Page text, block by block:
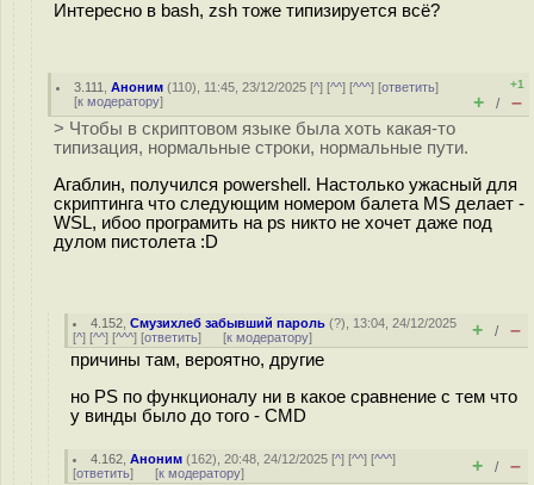
Интересно в bash, zsh тоже типизируется всё?
3.111 ,Аноним (110), 11:45, 23/12/2025 [^] [^^] [^^^] [ответить]
[к модератору]
+1
+ / –
> Чтобы в скриптовом языке была хоть какая-то
типизация, нормальные строки, нормальные пути.
Агаблин, получился powershell. Настолько ужасный для
скриптинга что следующим номером балета MS делает -
WSL, ибоо програмить на ps никто не хочет даже под
дулом пистолета :D
4.152 ,Смузихлеб забывший пароль (?), 13:04, 24/12/2025
[^] [^^] [^^^] [ответить] [к модератору] + / –
причины там, вероятно, другие
но PS по функционалу ни в какое сравнение с тем что
у винды было до того - CMD
4.162 ,Аноним (162), 20:48, 24/12/2025 [^] [^^] [^^^]
[ответить] [к модератору] + / –